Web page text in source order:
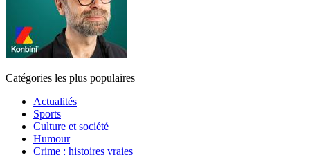
Catégories les plus populaires
Actualités
Sports
Culture et société
Humour
Crime : histoires vraies